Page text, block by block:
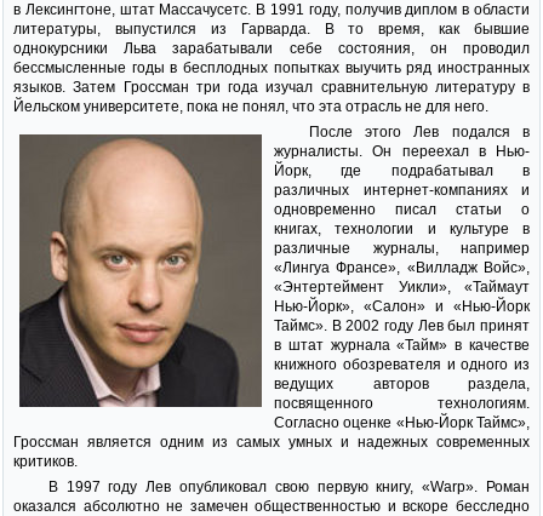
в Лексингтоне, штат Массачусетс. В 1991 году, получив диплом в области
литературы, выпустился из Гарварда. В то время, как бывшие
однокурсники Льва зарабатывали себе состояния, он проводил
бессмысленные годы в бесплодных попытках выучить ряд иностранных
языков. Затем Гроссман три года изучал сравнительную литературу в
Йельском университете, пока не понял, что эта отрасль не для него.
После этого Лев подался в
журналисты. Он переехал в Нью-
Йорк, где подрабатывал в
различных интернет-компаниях и
одновременно писал статьи о
книгах, технологии и культуре в
различные журналы, например
«Лингуа Франсе», «Вилладж Войс»,
«Энтертеймент Уикли», «Таймаут
Нью-Йорк», «Салон» и «Нью-Йорк
Таймс». В 2002 году Лев был принят
в штат журнала «Тайм» в качестве
книжного обозревателя и одного из
ведущих авторов раздела,
посвященного технологиям.
Согласно оценке «Нью-Йорк Таймс»,
Гроссман является одним из самых умных и надежных современных
критиков.
В 1997 году Лев опубликовал свою первую книгу, «Warp». Роман
оказался абсолютно не замечен общественностью и вскоре бесследно